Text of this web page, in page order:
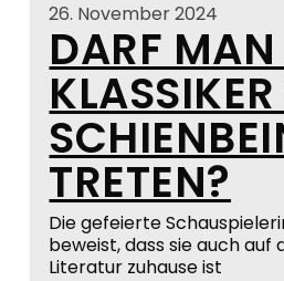
26. November 2024
DARF
TRETEN?
Die gefeierte
beweist, dass sie auch auf
Literatur zuhause ist